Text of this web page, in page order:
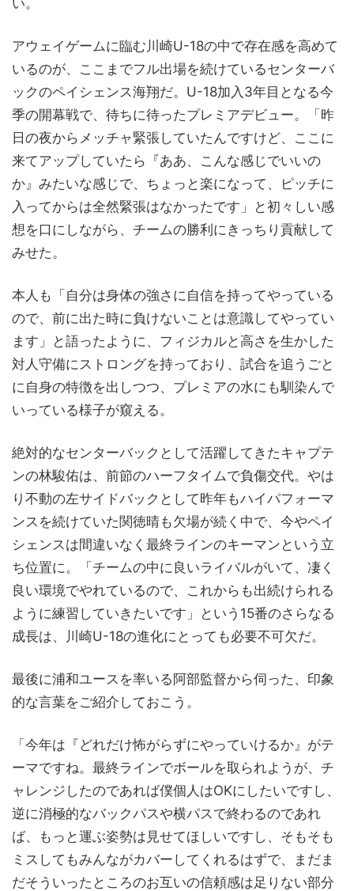
アウェイゲームに臨む川崎U-18の中で存在感を高めて
いるのが、ここまでフル出場を続けているセンターバ
ックのペイシェンス海翔だ。U-18加入3年目となる今
季の開幕戦で、待ちに待ったプレミアデビュー。「昨
日の夜からメッチャ緊張していたんですけど、ここに
来てアップしていたら『ああ、こんな感じでいいの
か』みたいな感じで、ちょっと楽になって、ピッチに
入ってからは全然緊張はなかったです」と初々しい感
想を口にしながら、チームの勝利にきっちり貢献して
みせた。
本人も「自分は身体の強さに自信を持ってやっている
ので、前に出た時に負けないことは意識してやってい
ます」と語ったように、フィジカルと高さを生かした
対人守備にストロングを持っており、試合を追うごと
に自身の特徴を出しつつ、プレミアの水にも馴染んで
いっている様子が窺える。
絶対的なセンターバックとして活躍してきたキャプテ
ンの林駿佑は、前節のハーフタイムで負傷交代。やは
り不動の左サイドバックとして昨年もハイパフォーマ
ンスを続けていた関徳晴も欠場が続く中で、今やペイ
シェンスは間違いなく最終ラインのキーマンという立
ち位置に。「チームの中に良いライバルがいて、凄く
良い環境でやれているので、これからも出続けられる
ように練習していきたいです」という15番のさらなる
成長は、川崎U-18の進化にとっても必要不可欠だ。
最後に浦和ユースを率いる阿部監督から伺った、印象
的な言葉をご紹介しておこう。
「今年は『どれだけ怖がらずにやっていけるか』がテ
ーマですね。最終ラインでボールを取られようが、チ
ャレンジしたのであれば僕個人はOKにしたいですし、
逆に消極的なバックパスや横パスで終わるのであれ
ば、もっと運ぶ姿勢は見せてほしいですし、そもそも
ミスしてもみんながカバーしてくれるはずで、まだま
だそういったところのお互いの信頼感は足りない部分